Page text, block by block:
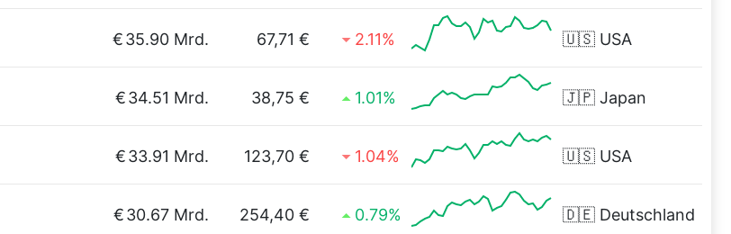
€35.90 Mrd. 67,71 € 2.11% 🇺🇸 USA
€34.51 Mrd. 38,75 € 1.01% 🇯🇵 Japan
€33.91 Mrd. 123,70 € 1.04% 🇺🇸 USA
€30.67 Mrd. 254,40 € 0.79% 🇩🇪 Deutschland